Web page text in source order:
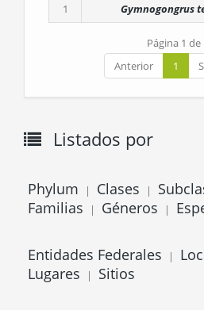
1 Gymnogongrus
Página 1 de
Anterior
1
Listados por
Phylum | Clases |
Familias | Géneros |
Entidades Federales |
Lugares | Sitios